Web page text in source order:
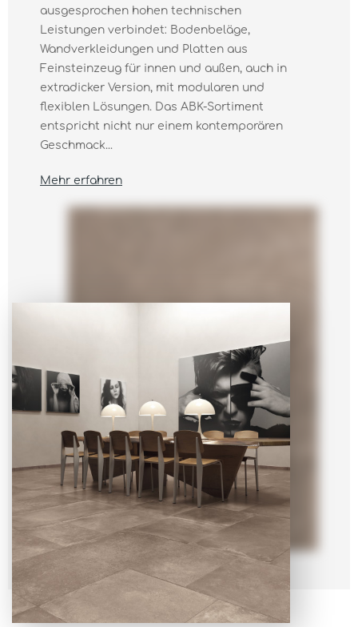
ausgesprochen hohen technischen
Leistungen verbindet: Bodenbeläge,
Wandverkleidungen und Platten aus
Feinsteinzeug für innen und außen, auch in
extradicker Version, mit modularen und
flexiblen Lösungen. Das ABK-Sortiment
entspricht nicht nur einem kontemporären
Geschmack...
Mehr erfahren